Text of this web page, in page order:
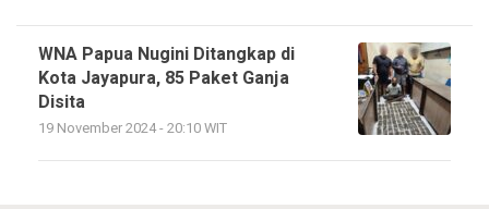
WNA Papua Nugini Ditangkap di
Kota Jayapura, 85 Paket Ganja
Disita
19 November 2024 - 20:10 WIT